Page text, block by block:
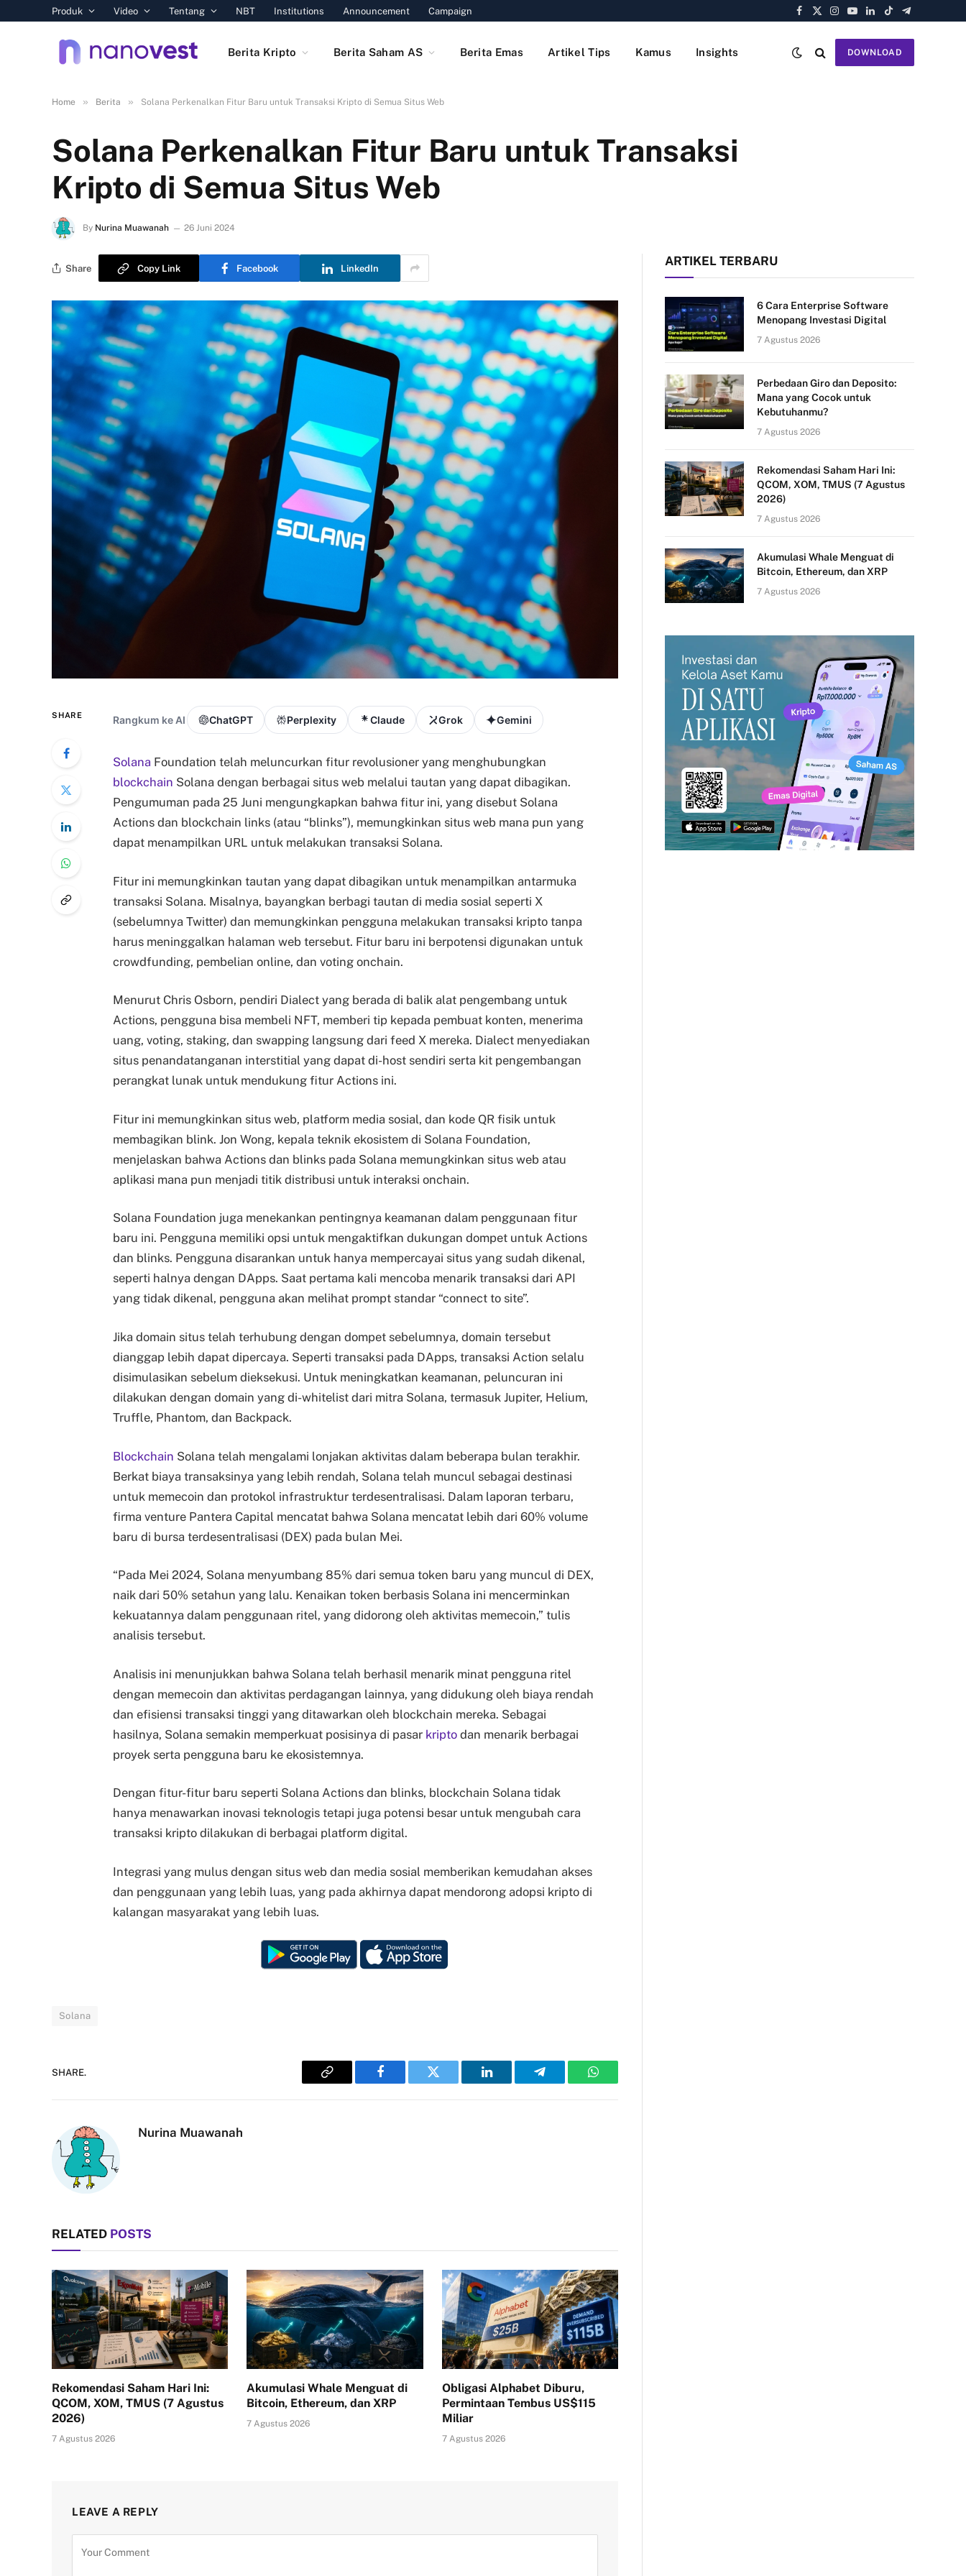
Produk Video Tentang NBT Institutions Announcement Campaign
Facebook
X
Instagram
YouTube
LinkedIn
TikTokTelegram
Berita Kripto Berita Saham AS Berita Emas Artikel Tips Kamus Insights DOWNLOAD
Home » Berita » Solana Perkenalkan Fitur Baru untuk Transaksi Kripto di Semua Situs Web
Solana Perkenalkan Fitur Baru untuk Transaksi
Kripto di Semua Situs Web
By Nurina Muawanah 26 Juni 2024
Share Copy Link Facebook LinkedIn
SHARE Rangkum ke AI ChatGPT Perplexity Claude Grok Gemini
Solana Foundation telah meluncurkan fitur revolusioner yang menghubungkan
blockchain Solana dengan berbagai situs web melalui tautan yang dapat dibagikan.
Pengumuman pada 25 Juni mengungkapkan bahwa fitur ini, yang disebut Solana
Actions dan blockchain links (atau “blinks”), memungkinkan situs web mana pun yang
dapat menampilkan URL untuk melakukan transaksi Solana.
Fitur ini memungkinkan tautan yang dapat dibagikan untuk menampilkan antarmuka
transaksi Solana. Misalnya, bayangkan berbagi tautan di media sosial seperti X
(sebelumnya Twitter) dan memungkinkan pengguna melakukan transaksi kripto tanpa
harus meninggalkan halaman web tersebut. Fitur baru ini berpotensi digunakan untuk
crowdfunding, pembelian online, dan voting onchain.
Menurut Chris Osborn, pendiri Dialect yang berada di balik alat pengembang untuk
Actions, pengguna bisa membeli NFT, memberi tip kepada pembuat konten, menerima
uang, voting, staking, dan swapping langsung dari feed X mereka. Dialect menyediakan
situs penandatanganan interstitial yang dapat di-host sendiri serta kit pengembangan
perangkat lunak untuk mendukung fitur Actions ini.
Fitur ini memungkinkan situs web, platform media sosial, dan kode QR fisik untuk
membagikan blink. Jon Wong, kepala teknik ekosistem di Solana Foundation,
menjelaskan bahwa Actions dan blinks pada Solana memungkinkan situs web atau
aplikasi mana pun menjadi titik distribusi untuk interaksi onchain.
Solana Foundation juga menekankan pentingnya keamanan dalam penggunaan fitur
baru ini. Pengguna memiliki opsi untuk mengaktifkan dukungan dompet untuk Actions
dan blinks. Pengguna disarankan untuk hanya mempercayai situs yang sudah dikenal,
seperti halnya dengan DApps. Saat pertama kali mencoba menarik transaksi dari API
yang tidak dikenal, pengguna akan melihat prompt standar “connect to site”.
Jika domain situs telah terhubung dengan dompet sebelumnya, domain tersebut
dianggap lebih dapat dipercaya. Seperti transaksi pada DApps, transaksi Action selalu
disimulasikan sebelum dieksekusi. Untuk meningkatkan keamanan, peluncuran ini
dilakukan dengan domain yang di-whitelist dari mitra Solana, termasuk Jupiter, Helium,
Truffle, Phantom, dan Backpack.
Blockchain Solana telah mengalami lonjakan aktivitas dalam beberapa bulan terakhir.
Berkat biaya transaksinya yang lebih rendah, Solana telah muncul sebagai destinasi
untuk memecoin dan protokol infrastruktur terdesentralisasi. Dalam laporan terbaru,
firma venture Pantera Capital mencatat bahwa Solana mencatat lebih dari 60% volume
baru di bursa terdesentralisasi (DEX) pada bulan Mei.
“Pada Mei 2024, Solana menyumbang 85% dari semua token baru yang muncul di DEX,
naik dari 50% setahun yang lalu. Kenaikan token berbasis Solana ini mencerminkan
kekuatannya dalam penggunaan ritel, yang didorong oleh aktivitas memecoin,” tulis
analisis tersebut.
Analisis ini menunjukkan bahwa Solana telah berhasil menarik minat pengguna ritel
dengan memecoin dan aktivitas perdagangan lainnya, yang didukung oleh biaya rendah
dan efisiensi transaksi tinggi yang ditawarkan oleh blockchain mereka. Sebagai
hasilnya, Solana semakin memperkuat posisinya di pasar kripto dan menarik berbagai
proyek serta pengguna baru ke ekosistemnya.
Dengan fitur-fitur baru seperti Solana Actions dan blinks, blockchain Solana tidak
hanya menawarkan inovasi teknologis tetapi juga potensi besar untuk mengubah cara
transaksi kripto dilakukan di berbagai platform digital.
Integrasi yang mulus dengan situs web dan media sosial memberikan kemudahan akses
dan penggunaan yang lebih luas, yang pada akhirnya dapat mendorong adopsi kripto di
kalangan masyarakat yang lebih luas.
Solana
SHARE.
Copy
Facebook Twitter LinkedIn Telegram WhatsApp
Nurina Muawanah
RELATED POSTS
Rekomendasi Saham Hari Ini:
QCOM, XOM, TMUS (7 Agustus
2026)
7 Agustus 2026
Akumulasi Whale Menguat di
Bitcoin, Ethereum, dan XRP
7 Agustus 2026
Obligasi Alphabet Diburu,
Permintaan Tembus US$115
Miliar
7 Agustus 2026
LEAVE A REPLY
ARTIKEL TERBARU
6 Cara Enterprise Software
Menopang Investasi Digital
7 Agustus 2026
Perbedaan Giro dan Deposito:
Mana yang Cocok untuk
Kebutuhanmu?
7 Agustus 2026
Rekomendasi Saham Hari Ini:
QCOM, XOM, TMUS (7 Agustus
2026)
7 Agustus 2026
Akumulasi Whale Menguat di
Bitcoin, Ethereum, dan XRP
7 Agustus 2026